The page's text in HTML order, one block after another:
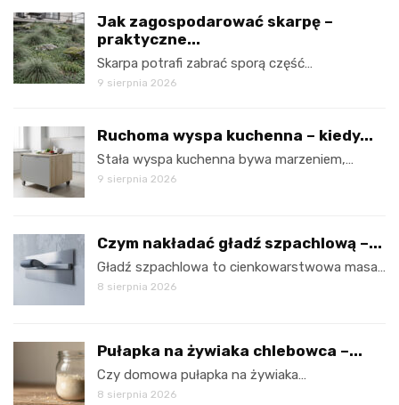
Jak zagospodarować skarpę –
praktyczne...
Skarpa potrafi zabrać sporą część…
9 sierpnia 2026
Ruchoma wyspa kuchenna – kiedy...
Stała wyspa kuchenna bywa marzeniem,…
9 sierpnia 2026
Czym nakładać gładź szpachlową –...
Gładź szpachlowa to cienkowarstwowa masa…
8 sierpnia 2026
Pułapka na żywiaka chlebowca –...
Czy domowa pułapka na żywiaka…
8 sierpnia 2026